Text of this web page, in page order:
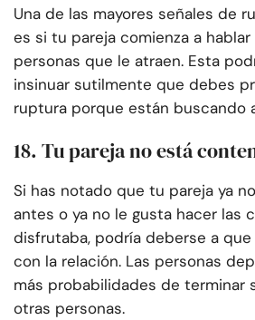
Una de las mayores señales de
es si tu pareja comienza a
personas que le atraen. Esta
insinuar sutilmente que debes
ruptura porque están buscando
18. Tu pareja no está
Si has notado que tu pareja ya
antes o ya no le gusta hacer las
disfrutaba, podría deberse a
con la relación. Las personas
más probabilidades de terminar
otras personas.